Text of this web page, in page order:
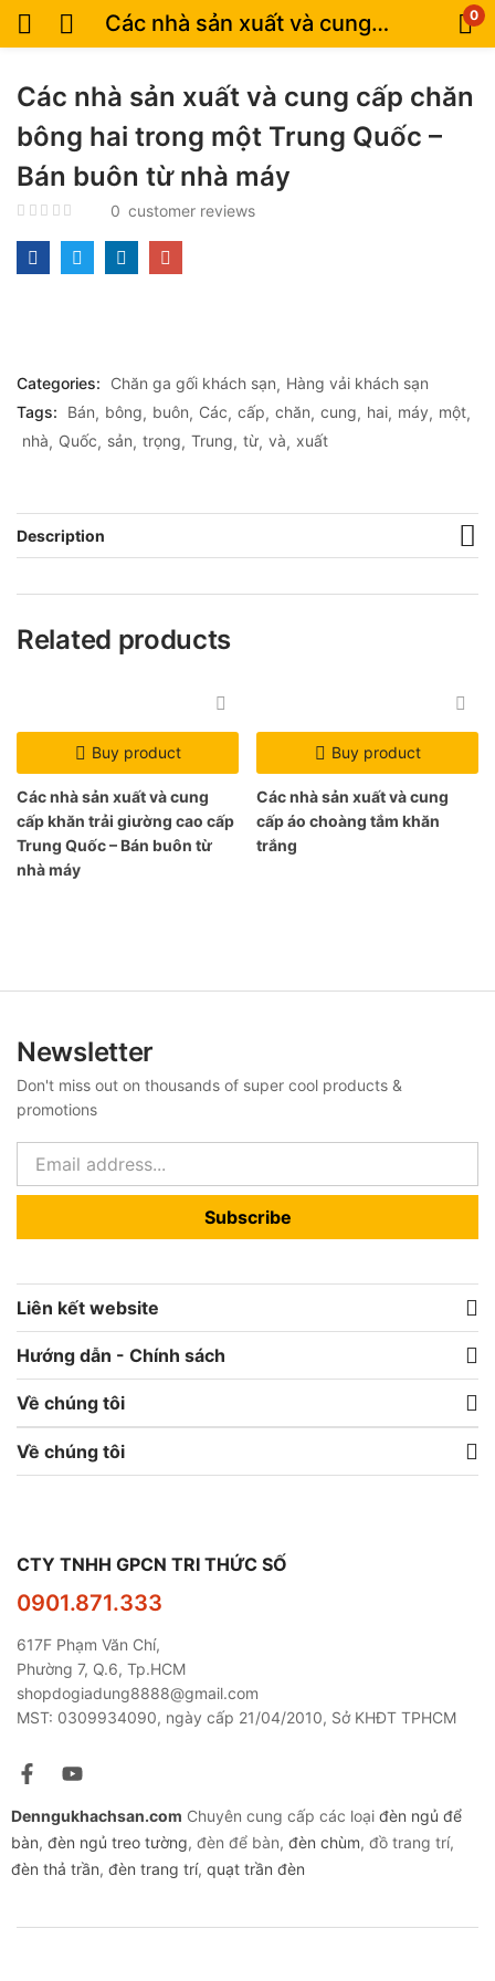
Các nhà sản xuất và cung cấp chăn bông hai trong một Trung Quốc – Bán buôn từ nhà máy 0
Các nhà sản xuất và cung cấp chăn
bông hai trong một Trung Quốc –
Bán buôn từ nhà máy
0 customer reviews
Categories: Chăn ga gối khách sạn
Hàng vải khách sạn
Tags:
Bán bông buôn Các cấp chăn cung hai máy
một
nhà
Quốc sản trọng Trung từ và xuất
Description
Related products
Buy product
Các nhà sản xuất và cung
cấp khăn trải giường cao cấp
Trung Quốc – Bán buôn từ
nhà máy
Buy product
Các nhà sản xuất và cung
cấp áo choàng tắm khăn
trắng
Newsletter
Don't miss out on thousands of super cool products &
promotions
Subscribe
Liên kết website
Hướng dẫn - Chính sách
Về chúng tôi
Về chúng tôi
CTY TNHH GPCN TRI THỨC SỐ
0901.871.333
617F Phạm Văn Chí,
Phường 7, Q.6, Tp.HCM
shopdogiadung8888@gmail.com
MST: 0309934090, ngày cấp 21/04/2010, Sở KHĐT TPHCM
Denngukhachsan.com Chuyên cung cấp các loại đèn ngủ để
bàn, đèn ngủ treo tường, đèn để bàn, đèn chùm, đồ trang trí,
đèn thả trần, đèn trang trí, quạt trần đèn